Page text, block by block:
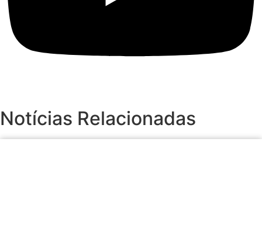
Notícias Relacionadas